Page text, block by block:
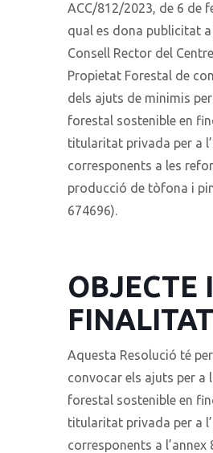
ACC/812/2023, de 6 de
qual es dona publicitat a
Consell Rector del
Propietat Forestal de
dels ajuts de minimis
forestal sostenible en
titularitat privada per a
corresponents a les
producció de tòfona i
674696).
OBJECTE I
FINALITAT
Aquesta Resolució té
convocar els ajuts per a
forestal sostenible en
titularitat privada per a
corresponents a l’annex